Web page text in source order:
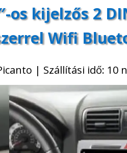
DSP
mennyiség
os kijelzős 2
Wifi
| Szállítási idő: 10